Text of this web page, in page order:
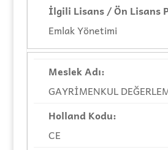
Emlak Yönetimi
GAYRİMENKUL
CE